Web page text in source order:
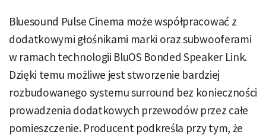
Bluesound Pulse Cinema może współpracować z
dodatkowymi głośnikami marki oraz subwooferami
w ramach technologii BluOS Bonded Speaker Link.
Dzięki temu możliwe jest stworzenie bardziej
rozbudowanego systemu surround bez konieczności
prowadzenia dodatkowych przewodów przez całe
pomieszczenie. Producent podkreśla przy tym, że